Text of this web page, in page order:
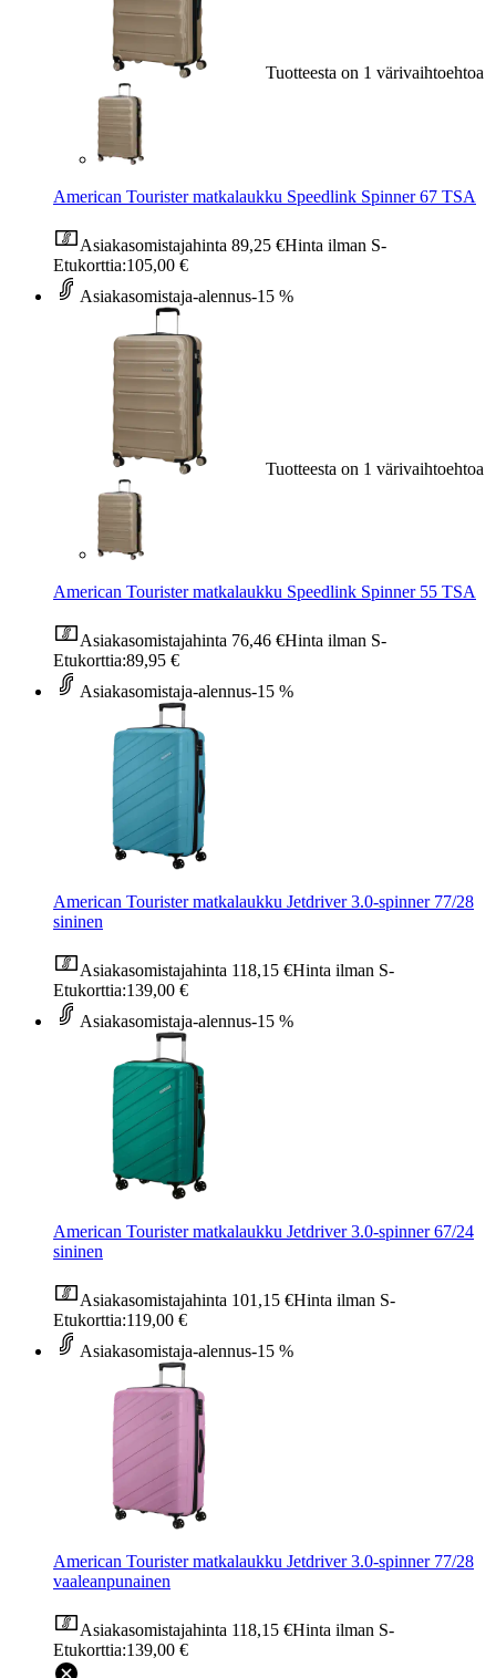
Tuotteesta on 1 värivaihtoehtoa
American Tourister matkalaukku Speedlink Spinner 67 TSA
Asiakasomistajahinta 89,25 €Hinta ilman S-
Etukorttia:105,00 €
Asiakasomistaja-alennus-15 %
Tuotteesta on 1 värivaihtoehtoa
American Tourister matkalaukku Speedlink Spinner 55 TSA
Asiakasomistajahinta 76,46 €Hinta ilman S-
Etukorttia:89,95 €
Asiakasomistaja-alennus-15 %
American Tourister matkalaukku Jetdriver 3.0-spinner 77/28
sininen
Asiakasomistajahinta 118,15 €Hinta ilman S-
Etukorttia:139,00 €
Asiakasomistaja-alennus-15 %
American Tourister matkalaukku Jetdriver 3.0-spinner 67/24
sininen
Asiakasomistajahinta 101,15 €Hinta ilman S-
Etukorttia:119,00 €
Asiakasomistaja-alennus-15 %
American Tourister matkalaukku Jetdriver 3.0-spinner 77/28
vaaleanpunainen
Asiakasomistajahinta 118,15 €Hinta ilman S-
Etukorttia:139,00 €